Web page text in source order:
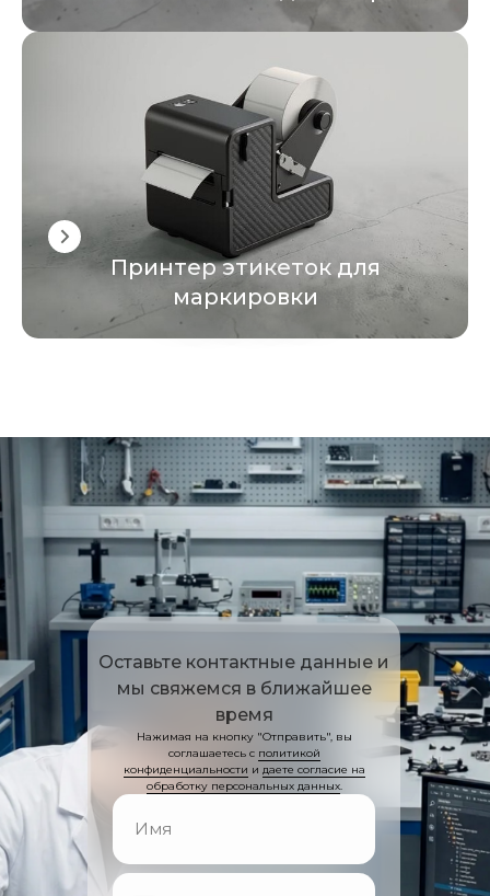
Принтер этикеток для
маркировки
Оставьте контактные данные и
мы свяжемся в ближайшее
время
Нажимая на кнопку "Отправить", вы
соглашаетесь с политикой
конфиденциальности и даете согласие на
обработку персональных данных.